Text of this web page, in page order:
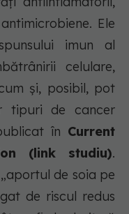
Ele
imun al
celulare,
și, posibil, pot
tipuri de cancer
în Current
(link studiu).
de soia pe
de riscul redus